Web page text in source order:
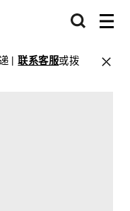
|联系客服或拨